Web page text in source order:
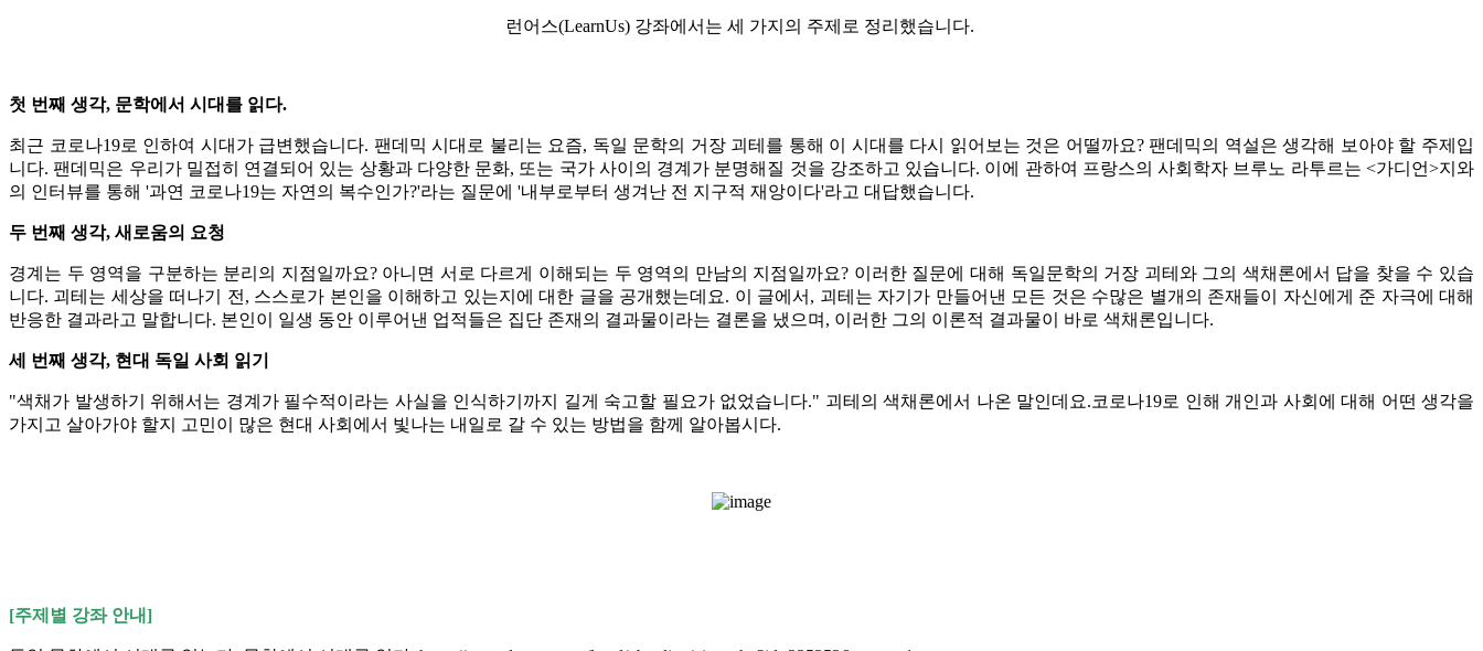
런어스(LearnUs) 강좌에서는 세 가지의 주제로 정리했습니다.
첫 번째 생각, 문학에서 시대를 읽다.
최근 코로나19로 인하여 시대가 급변했습니다. 팬데믹 시대로 불리는 요즘, 독일 문학의 거장 괴테를 통해 이 시대를 다시 읽어보는 것은 어떨까요? 팬데믹의 역설은 생각해 보아야 할 주제입
니다. 팬데믹은 우리가 밀접히 연결되어 있는 상황과 다양한 문화, 또는 국가 사이의 경계가 분명해질 것을 강조하고 있습니다. 이에 관하여 프랑스의 사회학자 브루노 라투르는 <가디언>지와
의 인터뷰를 통해 '과연 코로나19는 자연의 복수인가?'라는 질문에 '내부로부터 생겨난 전 지구적 재앙이다'라고 대답했습니다.
​두 번째 생각, 새로움의 요청
경계는 두 영역을 구분하는 분리의 지점일까요? 아니면 서로 다르게 이해되는 두 영역의 만남의 지점일까요? ​ 이러한 질문에 대해 독일문학의 거장 괴테와 그의 색채론에서 답을 찾을 수 있습
니다. 괴테는 세상을 떠나기 전, 스스로가 본인을 이해하고 있는지에 대한 글을 공개했는데요. 이 글에서, 괴테는 자기가 만들어낸 모든 것은 수많은 별개의 존재들이 자신에게 준 자극에 대해
반응한 결과라고 말합니다. 본인이 일생 동안 이루어낸 업적들은 집단 존재의 결과물이라는 결론을 냈으며, 이러한 그의 이론적 결과물이 바로 색채론입니다.
세 번째 생각, 현대 독일 사회 읽기
"색채가 발생하기 위해서는 경계가 필수적이라는 사실을 인식하기까지 길게 숙고할 필요가 없었습니다." 괴테의 색채론에서 나온 말인데요.코로나19로 인해 개인과 사회에 대해 어떤 생각을
가지고 살아가야 할지 고민이 많은 현대 사회에서 빛나는 내일로 갈 수 있는 방법을 함께 알아봅시다.
[주제별 강좌 안내]